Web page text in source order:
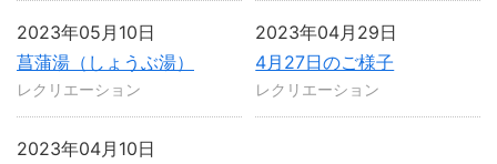
菖蒲湯（しょうぶ湯）
2023年05月10日
レクリエーション
4月27日のご様子
2023年04月29日
レクリエーション
2023年04月10日